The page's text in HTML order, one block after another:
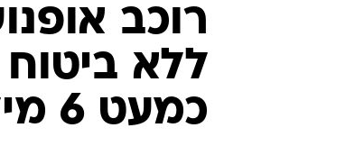
רוכב
ללא
כמעט 6 מיליון ש"ח